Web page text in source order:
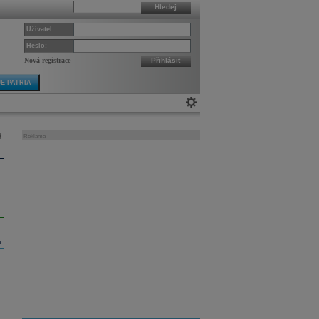
Hledej
Uživatel:
Heslo:
Nová registrace Přihlásit
PATRIA
Reklama